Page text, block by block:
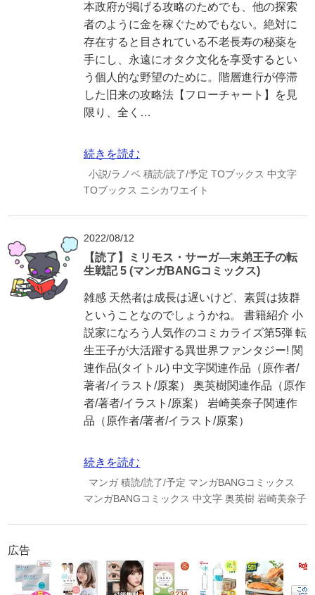
本政府が掲げる攻略のためでも、他の探索
者のように金を稼ぐためでもない。絶対に
存在すると目されている不老長寿の秘薬を
手にし、永遠にオタク文化を享受するとい
う個人的な野望のために。階層進行が停滞
した旧来の攻略法【フローチャート】を見
限り、全く…
続きを読む
小説/ラノベ 積読/読了/予定 TOブックス 中文字
TOブックス ニシカワエイト
2022/08/12
【読了】ミリモス・サーガ―末弟王子の転
生戦記 5 (マンガBANGコミックス)
雑感 天然者は成長は遅いけど、素質は抜群
ということなのでしょうかね。 書籍紹介 小
説家になろう人気作のコミカライズ第5弾 転
生王子が大活躍する異世界ファンタジー! 関
連作品(タイトル) 中文字関連作品（原作者/
著者/イラスト/原案） 奥英樹関連作品（原作
者/著者/イラスト/原案） 岩崎美奈子関連作
品（原作者/著者/イラスト/原案）
続きを読む
マンガ 積読/読了/予定 マンガBANGコミックス
マンガBANGコミックス 中文字 奥英樹 岩崎美奈子
広告